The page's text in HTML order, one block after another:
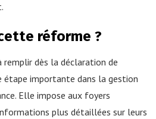
réforme ?
dès la déclaration de
étape importante dans la gestion
Elle impose aux foyers
plus détaillées sur leurs